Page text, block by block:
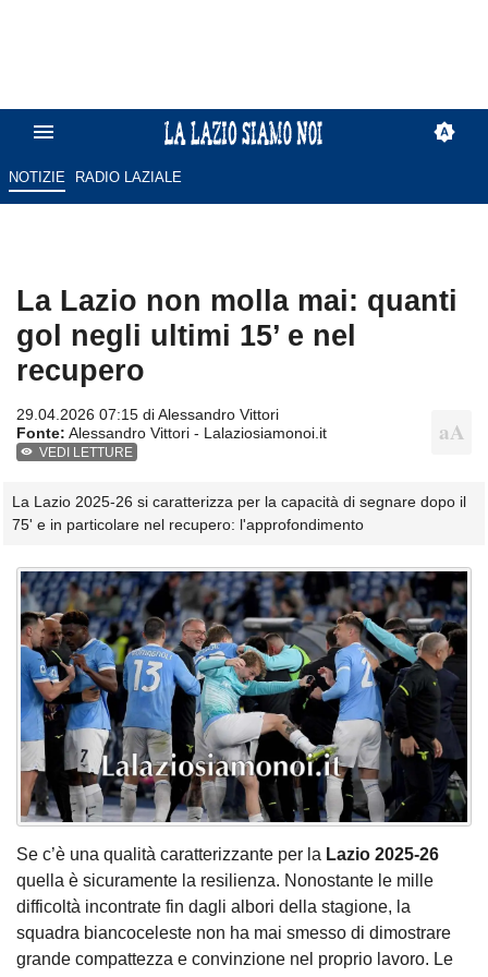
NOTIZIE RADIO LAZIALE
La Lazio non molla mai: quanti
gol negli ultimi 15’ e nel
recupero
29.04.2026 07:15 diAlessandro Vittori
Fonte: Alessandro Vittori - Lalaziosiamonoi.it
VEDI LETTURE
La Lazio 2025-26 si caratterizza per la capacità di segnare dopo il
75' e in particolare nel recupero: l'approfondimento
Se c’è una qualità caratterizzante per la Lazio 2025-26
quella è sicuramente la resilienza. Nonostante le mille
difficoltà incontrate fin dagli albori della stagione, la
squadra biancoceleste non ha mai smesso di dimostrare
grande compattezza e convinzione nel proprio lavoro. Le